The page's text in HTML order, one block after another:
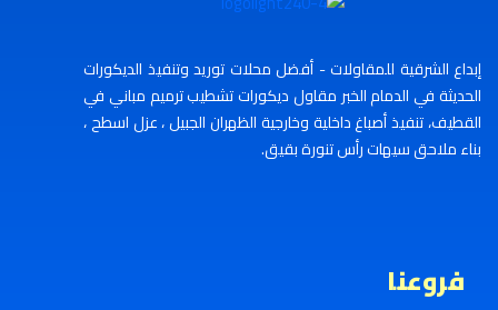
إبداع الشرقية للمقاولات - أفضل محلات توريد وتنفيذ الديكورات
الحديثة في الدمام الخبر مقاول ديكورات تشطيب ترميم مباني في
القطيف، تنفيذ أصباغ داخلية وخارجية الظهران الجبيل ، عزل اسطح ،
بناء ملاحق سيهات رأس تنورة بقيق.
فروعنا